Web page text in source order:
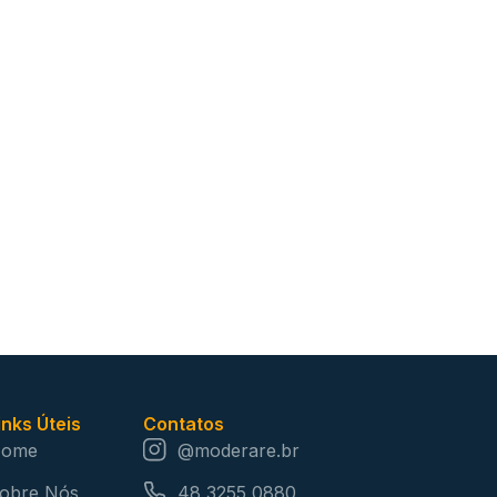
Úteis
Nós
Contatos
@moderare.br
48 3255 0880